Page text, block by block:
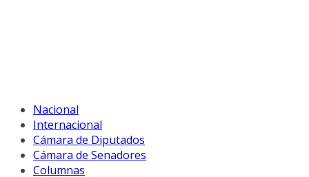
Nacional
Internacional
Cámara de Diputados
Cámara de Senadores
Columnas